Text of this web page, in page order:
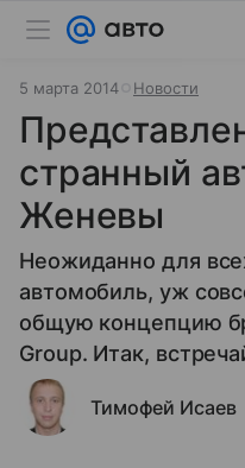
5 марта 2014 Новости
странный
Женевы
Неожиданно для
автомобиль, уж
общую концепцию
Group. Итак,
Тимофей Исаев